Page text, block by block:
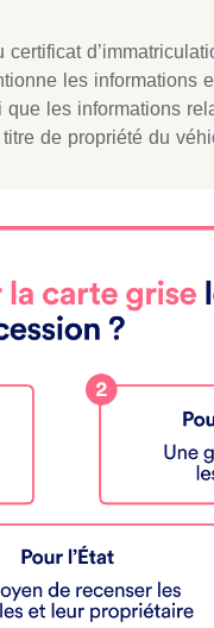
les informations
les informations
de propriété du